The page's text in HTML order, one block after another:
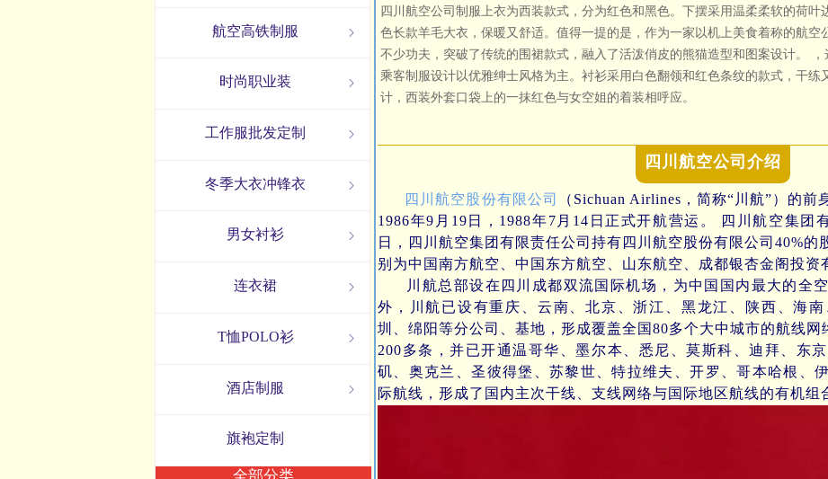
四川航空公司介绍
四川航空股份有限公司
（Sichuan Airlines，简称“川航”）的
1986年9月19日，1988年7月14日正式开航营运。 四川航空集团
日，四川航空集团有限责任公司持有四川航空股份有限公司40%的
别为中国南方航空、中国东方航空、山东航空、成都银杏金阁投资
川航总部设在四川成都双流国际机场，为中国国内最大的全空
外，川航已设有重庆、云南、北京、浙江、黑龙江、陕西、海
圳、绵阳等分公司、基地，形成覆盖全国80多个大中城市的航线网
200多条，并已开通温哥华、墨尔本、悉尼、莫斯科、迪拜、东
矶、奥克兰、圣彼得堡、苏黎世、特拉维夫、开罗、哥本哈根、
际航线，形成了国内主次干线、支线网络与国际地区航线的有机组
四川航空公司制服上衣为西装款式，分为红色和黑色。下摆采用温柔柔软的荷
色长款羊毛大衣，保暖又舒适。值得一提的是，作为一家以机上美食着称的航空
不少功夫，突破了传统的围裙款式，融入了活泼俏皮的熊猫造型和图案设计。
乘客制服设计以优雅绅士风格为主。衬衫采用白色翻领和红色条纹的款式，干练
计，西装外套口袋上的一抹红色与女空姐的着装相呼应。
ꁇ
航空高铁制服
ꁇ
时尚职业装
ꁇ
工作服批发定制
ꁇ
冬季大衣冲锋衣
ꁇ
男女衬衫
ꁇ
连衣裙
ꁇ
T恤POLO衫
ꁇ
酒店制服
旗袍定制